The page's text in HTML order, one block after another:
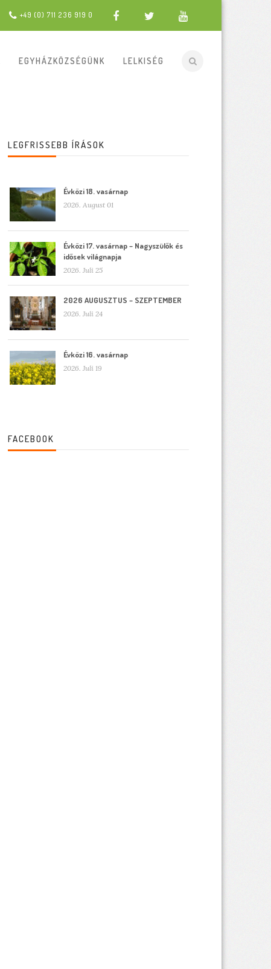
+49 (0) 711 236 919 0
EGYHÁZKÖZSÉGÜNK LELKISÉG
LEGFRISSEBB ÍRÁSOK
Évközi 18. vasárnap
2026. August 01
Évközi 17. vasárnap – Nagyszülők és
idősek világnapja
2026. Juli 25
2026 AUGUSZTUS – SZEPTEMBER
2026. Juli 24
Évközi 16. vasárnap
2026. Juli 19
FACEBOOK